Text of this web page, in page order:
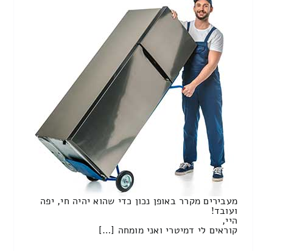
מעבירים מקרר באופן נכון כדי שהוא יהיה חי, יפה
ועובד!
היי,
קוראים לי דמיטרי ואני מומחה […]